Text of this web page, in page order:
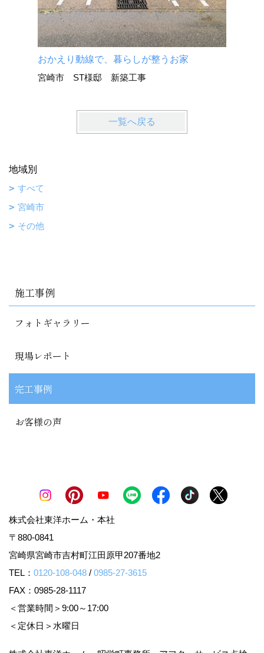
おかえり動線で、暮らしが整うお家
宮崎市 ST様邸 新築工事
一覧へ戻る
地域別
すべて
宮崎市
その他
施工事例
フォトギャラリー
現場レポート
完工事例
お客様の声
株式会社東洋ホーム・本社
〒880-0841
宮崎県宮崎市吉村町江田原甲207番地2
TEL： 0120-108-048 / 0985-27-3615
FAX：0985-28-1117
＜営業時間＞9:00～17:00
＜定休日＞水曜日